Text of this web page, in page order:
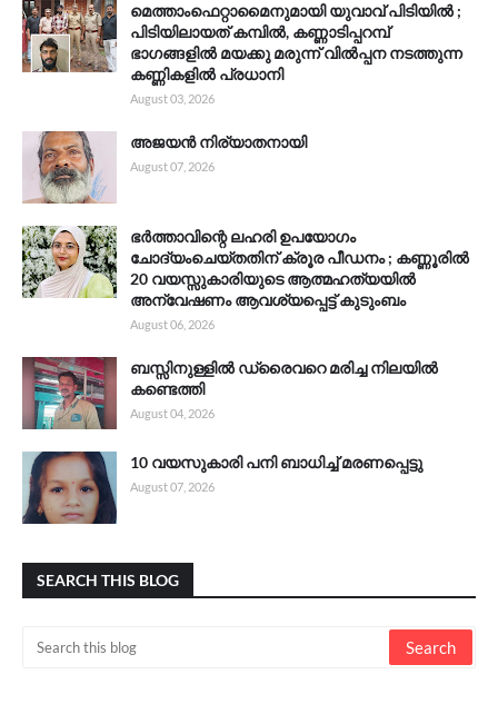
മെത്താംഫെറ്റാമൈനുമായി യുവാവ് പിടിയിൽ ;
പിടിയിലായത് കമ്പിൽ, കണ്ണാടിപ്പറമ്പ്
ഭാഗങ്ങളിൽ മയക്കു മരുന്ന് വിൽപ്പന നടത്തുന്ന
കണ്ണികളിൽ പ്രധാനി
August 03, 2026
അജയൻ നിര്യാതനായി
August 07, 2026
ഭർത്താവിന്റെ ലഹരി ഉപയോഗം
ചോദ്യംചെയ്തതിന് ക്രൂര പീഡനം ; കണ്ണൂരിൽ
20 വയസ്സുകാരിയുടെ ആത്മഹത്യയിൽ
അന്വേഷണം ആവശ്യപ്പെട്ട് കുടുംബം
August 06, 2026
ബസ്സിനുള്ളിൽ ഡ്രൈവറെ മരിച്ച നിലയിൽ
കണ്ടെത്തി
August 04, 2026
10 വയസുകാരി പനി ബാധിച്ച് മരണപ്പെട്ടു
August 07, 2026
SEARCH THIS BLOG